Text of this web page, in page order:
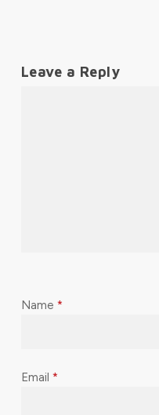
Leave a Reply
Name *
Email *